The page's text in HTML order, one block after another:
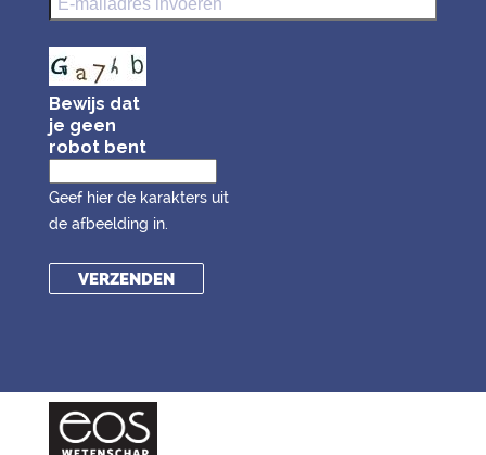
Bewijs dat
je geen
robot bent
Geef hier de karakters uit
de afbeelding in.